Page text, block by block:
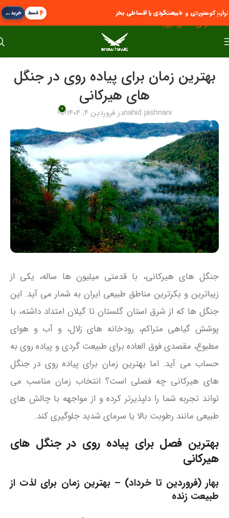
پرش به پیمایش
به محتوای اصلی بروید
لوازم کوهنوردی و طبیعت‌گردی را اقساطی بخر ۴قسط خرید←
بهترین زمان برای پیاده روی در جنگل‌
های هیرکانی
nahid jashnaniدر فروردین 4, 1404 0
جنگل‌ های هیرکانی، با قدمتی میلیون‌ ها ساله، یکی از
زیباترین و بکرترین مناطق طبیعی ایران به شمار می‌ آید. این
جنگل‌ ها که از شرق استان گلستان تا گیلان امتداد داشته، با
پوشش گیاهی متراکم، رودخانه‌ های زلال، و آب‌ و هوای
مطبوع، مقصدی فوق‌ العاده برای طبیعت‌ گردی و پیاده‌ روی به
حساب می آید. اما بهترین زمان برای پیاده روی در جنگل‌
های هیرکانی چه فصلی است؟ انتخاب زمان مناسب می‌
تواند تجربه شما را دلپذیرتر کرده و از مواجهه با چالش‌ های
طبیعی مانند رطوبت بالا یا سرمای شدید جلوگیری کند.
بهترین فصل برای پیاده‌ روی در جنگل‌ های
هیرکانی
بهار (فروردین تا خرداد) – بهترین زمان برای لذت از
طبیعت زنده